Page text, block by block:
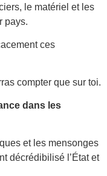
le matériel et les
pays.
ces
compter que sur toi.
dans les
et les mensonges
décrédibilisé l’État et